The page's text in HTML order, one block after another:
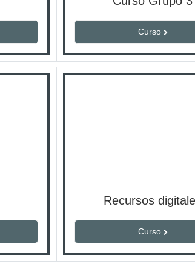
Curso
Recursos
Curso